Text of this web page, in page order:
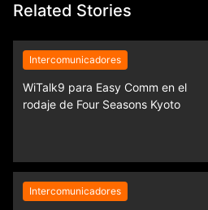
Related Stories
Intercomunicadores
WiTalk9 para Easy Comm en el
rodaje de Four Seasons Kyoto
Intercomunicadores